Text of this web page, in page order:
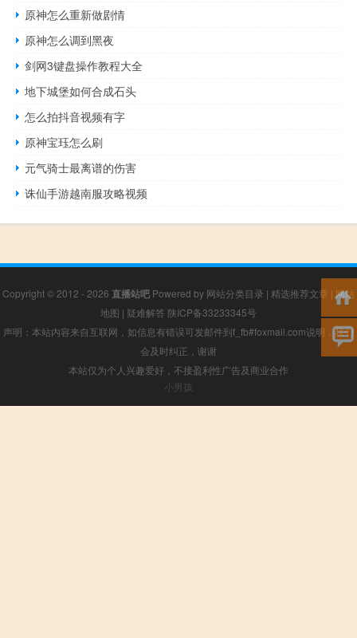
原神怎么重新做剧情
原神怎么调到黑夜
剑网3键盘操作教程大全
地下城堡如何合成石头
怎么拍抖音视频有字
原神宝珏怎么刷
元气骑士最离谱的伤害
诛仙手游越南服攻略视频
Copyright © 2012 - 2026 直播站吧 Powered by 网站分类目录 | 精选推荐文章 | 网站
地图 | 疑难解答 陕ICP备33233345号
声明：本站内容来自互联网，如信息有错误可发邮件到f_fb#foxmail.com说明，我们
会及时纠正，谢谢
本站仅为个人兴趣爱好，不接盈利性广告及商业合作
小男孩